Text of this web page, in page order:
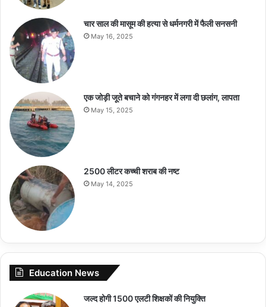
चार साल की मासूम की हत्या से धर्मनगरी में फैली सनसनी
May 16, 2025
एक जोड़ी जूते बचाने को गंगनहर में लगा दी छलांग, लापता
May 15, 2025
2500 लीटर कच्ची शराब की नष्ट
May 14, 2025
Education News
जल्द होगी 1500 एलटी शिक्षकों की नियुक्ति